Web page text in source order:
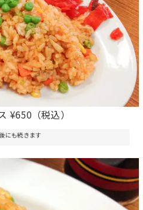
¥650（税込）
にも続きます